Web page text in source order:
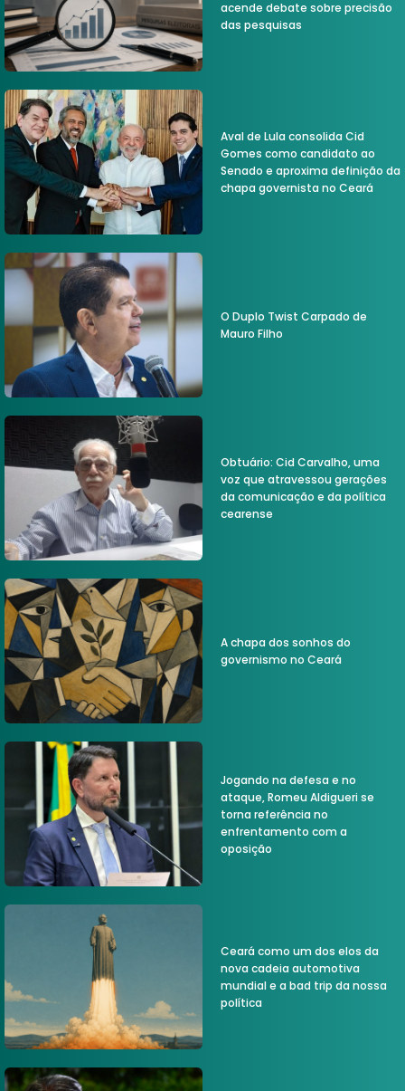
acende debate sobre precisão
das pesquisas
Aval de Lula consolida Cid
Gomes como candidato ao
Senado e aproxima definição da
chapa governista no Ceará
O Duplo Twist Carpado de
Mauro Filho
Obtuário: Cid Carvalho, uma
voz que atravessou gerações
da comunicação e da política
cearense
A chapa dos sonhos do
governismo no Ceará
Jogando na defesa e no
ataque, Romeu Aldigueri se
torna referência no
enfrentamento com a
oposição
Ceará como um dos elos da
nova cadeia automotiva
mundial e a bad trip da nossa
política